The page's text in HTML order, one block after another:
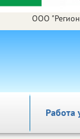
ООО
Работа